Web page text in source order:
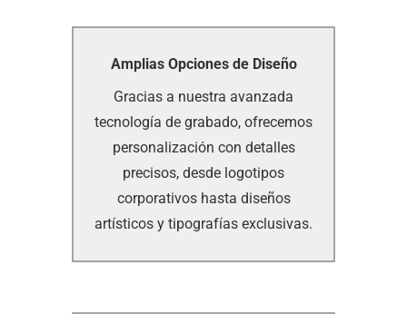
Amplias Opciones de Diseño
Gracias a nuestra avanzada
tecnología de grabado, ofrecemos
personalización con detalles
precisos, desde logotipos
corporativos hasta diseños
artísticos y tipografías exclusivas.
Amplias Opciones de Diseño
Gracias a nuestra avanzada
tecnología de grabado, ofrecemos
personalización con detalles
precisos, desde logotipos
corporativos hasta diseños
artísticos y tipografías exclusivas.